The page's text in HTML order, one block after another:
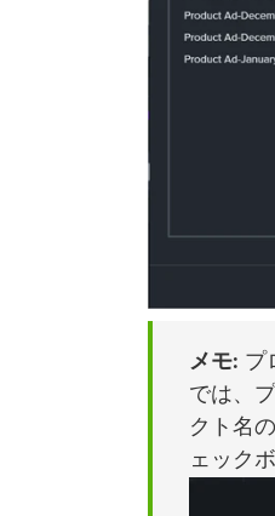
メモ: プ
では、
クト名
ェック